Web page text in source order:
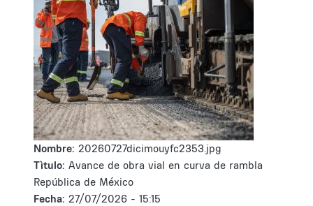
Nombre: 20260727dicimouyfc2353.jpg
Tìtulo: Avance de obra vial en curva de rambla
República de México
Fecha: 27/07/2026 - 15:15